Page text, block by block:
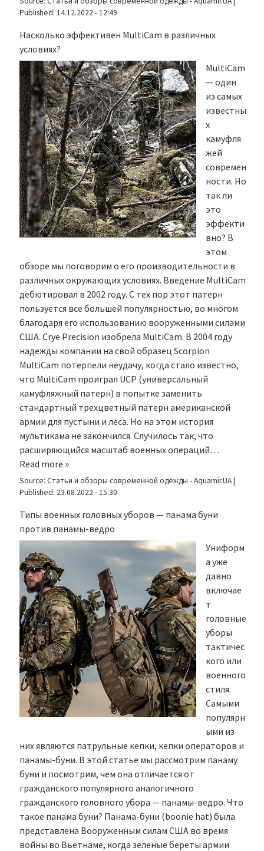
Published: 14.12.2022 - 12:49
Насколько эффективен MultiCam в различных
условиях?
MultiCam
— один
из самых
известны
х
камуфля
жей
современ
ности. Но
так ли
это
эффекти
вно? В
этом
обзоре мы поговорим о его производительности в
различных окружающих условиях. Введение MultiCam
дебютировал в 2002 году. С тех пор этот патерн
пользуется все большей популярностью, во многом
благодаря его использованию вооруженными силами
США. Crye Precision изобрела MultiCam. В 2004 году
надежды компании на свой образец Scorpion
MultiCam потерпели неудачу, когда стало известно,
что MultiCam проиграл UCP (универсальный
камуфляжный патерн) в попытке заменить
стандартный трехцветный патерн американской
армии для пустыни и леса. Но на этом история
мультикама не закончился. Случилось так, что
расширяющийся масштаб военных операций…
Read more »
Source: Статьи и обзоры современной одежды - Aquamir.UA|
Published: 23.08.2022 - 15:30
Типы военных головных уборов — панама буни
против панамы-ведро
Униформ
а уже
давно
включае
т
головные
уборы
тактичес
кого или
военного
стиля.
Самыми
популярн
ыми из
них являются патрульные кепки, кепки операторов и
панамы-буни. В этой статье мы рассмотрим панаму
буни и посмотрим, чем она отличается от
гражданского популярного аналогичного
гражданского головного убора — панамы-ведро. Что
такое панама буни? Панама-буни (boonie hat) была
представлена Вооруженным силам США во время
войны во Вьетнаме, когда зеленые береты армии